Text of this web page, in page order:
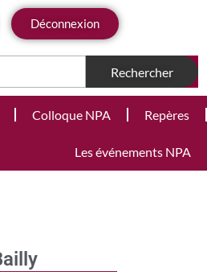
Déconnexion
Colloque NPA Repères
Les événements NPA